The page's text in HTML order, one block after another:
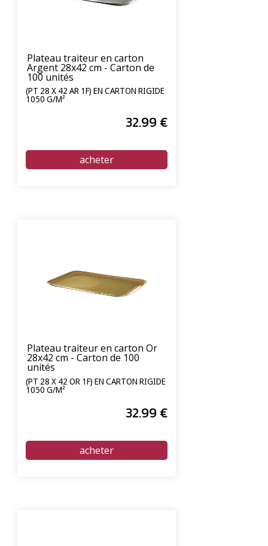
Plateau traiteur en carton
Argent 28x42 cm - Carton de
100 unités
(PT 28 X 42 AR 1F) EN CARTON RIGIDE
1050 G/M²
32.99 €
Plateau traiteur en carton Or
28x42 cm - Carton de 100
unités
(PT 28 X 42 OR 1F) EN CARTON RIGIDE
1050 G/M²
32.99 €